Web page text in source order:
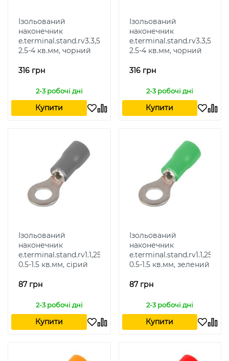
Ізольований
наконечник
e.terminal.stand.rv3.3,5.5.black
2.5-4 кв.мм, чорний
316 грн
2-3 робочі дні
Купити
Ізольований
наконечник
2.5-4 кв.мм, чорний
316 грн
2-3 робочі дні
Купити
Ізольований
наконечник
e.terminal.stand.rv1.1,25.4.grey
0.5-1.5 кв.мм, сірий
87 грн
2-3 робочі дні
Купити
Ізольований
наконечник
0.5-1.5 кв.мм, зелений
87 грн
2-3 робочі дні
Купити